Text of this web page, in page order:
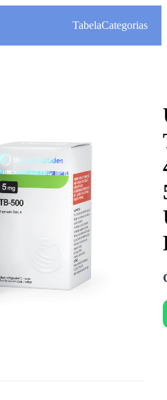
TabelaCategorias